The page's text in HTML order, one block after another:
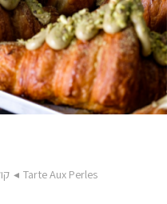
◂ Tarte Aux Perles